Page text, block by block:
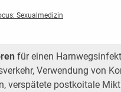
Sexualmedizin
für einen
Verwendung von
verspätete postkoitale